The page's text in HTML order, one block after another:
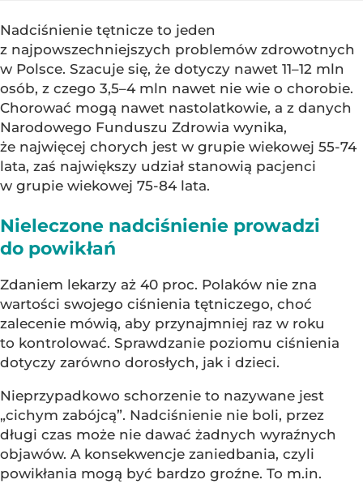
Nadciśnienie tętnicze to jeden
z najpowszechniejszych problemów zdrowotnych
w Polsce. Szacuje się, że dotyczy nawet 11–12 mln
osób, z czego 3,5–4 mln nawet nie wie o chorobie.
Chorować mogą nawet nastolatkowie, a z danych
Narodowego Funduszu Zdrowia wynika,
że najwięcej chorych jest w grupie wiekowej 55-74
lata, zaś największy udział stanowią pacjenci
w grupie wiekowej 75-84 lata.
Nieleczone nadciśnienie prowadzi
do powikłań
Zdaniem lekarzy aż 40 proc. Polaków nie zna
wartości swojego ciśnienia tętniczego, choć
zalecenie mówią, aby przynajmniej raz w roku
to kontrolować. Sprawdzanie poziomu ciśnienia
dotyczy zarówno dorosłych, jak i dzieci.
Nieprzypadkowo schorzenie to nazywane jest
„cichym zabójcą”. Nadciśnienie nie boli, przez
długi czas może nie dawać żadnych wyraźnych
objawów. A konsekwencje zaniedbania, czyli
powikłania mogą być bardzo groźne. To m.in.